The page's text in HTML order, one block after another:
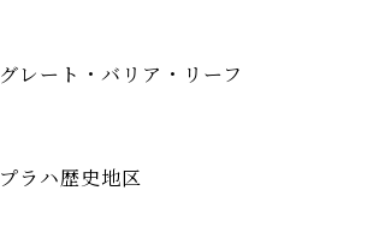
グレート・バリア・リーフ
プラハ歴史地区